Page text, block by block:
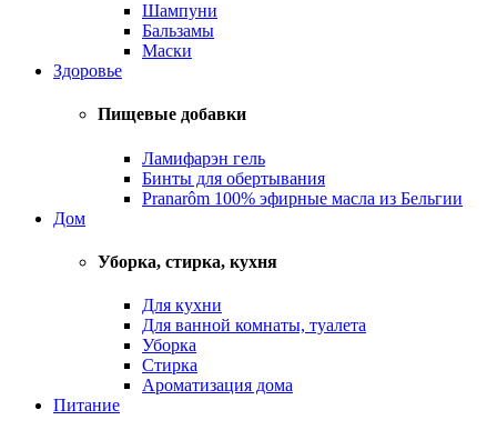
Шампуни
Бальзамы
Маски
Здоровье
Пищевые добавки
Ламифарэн гель
Бинты для обертывания
Pranarôm 100% эфирные масла из Бельгии
Дом
Уборка, стирка, кухня
Для кухни
Для ванной комнаты, туалета
Уборка
Стирка
Ароматизация дома
Питание